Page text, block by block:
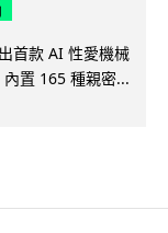
首款 AI 性愛機械
置 165 種親密...